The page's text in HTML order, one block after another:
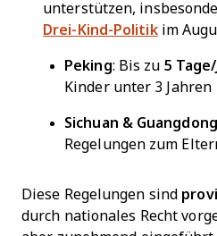
unterstützen,
Drei-Kind-Politikim
Peking: Bis zu 5
Kinder unter 3 Jahren
Sichuan & Guangdong
Regelungen zum
Diese Regelungen sind
durch nationales Recht